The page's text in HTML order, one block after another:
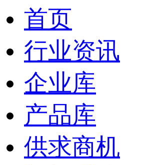
首页
行业资讯
企业库
产品库
供求商机